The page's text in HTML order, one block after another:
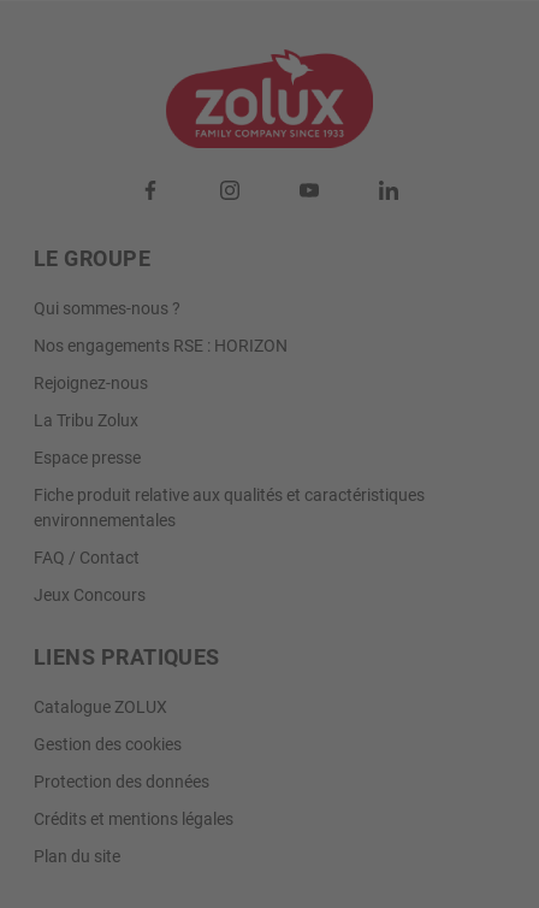
LE GROUPE
Qui sommes-nous ?
Nos engagements RSE : HORIZON
Rejoignez-nous
La Tribu Zolux
Espace presse
Fiche produit relative aux qualités et caractéristiques
environnementales
FAQ / Contact
Jeux Concours
LIENS PRATIQUES
Catalogue ZOLUX
Gestion des cookies
Protection des données
Crédits et mentions légales
Plan du site